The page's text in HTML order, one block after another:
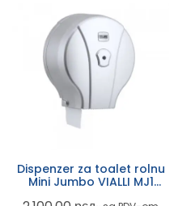
Dispenzer za toalet rolnu
Mini Jumbo VIALLI MJ1